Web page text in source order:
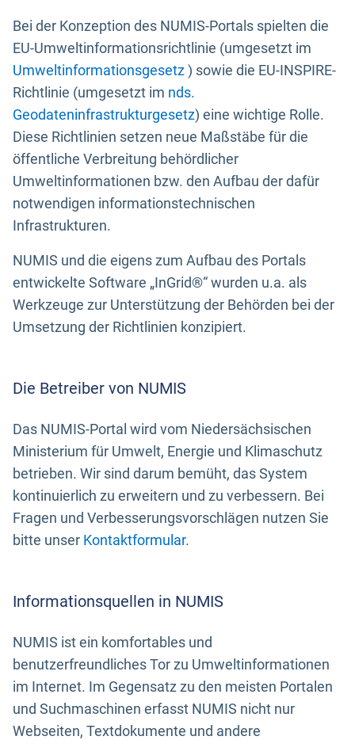
Bei der Konzeption des NUMIS-Portals spielten die
EU-Umweltinformationsrichtlinie (umgesetzt im
Umweltinformationsgesetz) sowie die EU-INSPIRE-
Richtlinie (umgesetzt im nds.
Geodateninfrastrukturgesetz) eine wichtige Rolle.
Diese Richtlinien setzen neue Maßstäbe für die
öffentliche Verbreitung behördlicher
Umweltinformationen bzw. den Aufbau der dafür
notwendigen informationstechnischen
Infrastrukturen.
NUMIS und die eigens zum Aufbau des Portals
entwickelte Software „InGrid®“ wurden u.a. als
Werkzeuge zur Unterstützung der Behörden bei der
Umsetzung der Richtlinien konzipiert.
Die Betreiber von NUMIS
Das NUMIS-Portal wird vom Niedersächsischen
Ministerium für Umwelt, Energie und Klimaschutz
betrieben. Wir sind darum bemüht, das System
kontinuierlich zu erweitern und zu verbessern. Bei
Fragen und Verbesserungsvorschlägen nutzen Sie
bitte unser Kontaktformular.
Informationsquellen in NUMIS
NUMIS ist ein komfortables und
benutzerfreundliches Tor zu Umweltinformationen
im Internet. Im Gegensatz zu den meisten Portalen
und Suchmaschinen erfasst NUMIS nicht nur
Webseiten, Textdokumente und andere